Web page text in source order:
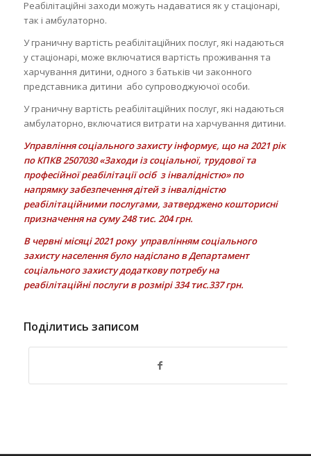
Реабілітаційні заходи можуть надаватися як у стаціонарі,
так і амбулаторно.
У граничну вартість реабілітаційних послуг, які надаються
у стаціонарі, може включатися вартість проживання та
харчування дитини, одного з батьків чи законного
представника дитини або супроводжуючої особи.
У граничну вартість реабілітаційних послуг, які надаються
амбулаторно, включатися витрати на харчування дитини.
Управління соціального захисту інформує, що на 2021 рік
по КПКВ 2507030 «Заходи із соціальної, трудової та
професійної реабілітації осіб з інвалідністю» по
напрямку забезпечення дітей з інвалідністю
реабілітаційними послугами, затверджено кошторисні
призначення на суму 248 тис. 204 грн.
В червні місяці 2021 року управлінням соціального
захисту населення було надіслано в Департамент
соціального захисту додаткову потребу на
реабілітаційні послуги в розмірі 334 тис.337 грн.
Поділитись записом